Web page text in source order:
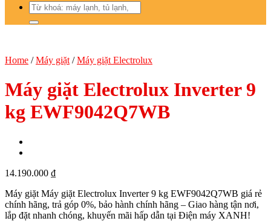
Search
for:
Home / Máy giặt / Máy giặt Electrolux
Máy giặt Electrolux Inverter 9
kg EWF9042Q7WB
14.190.000 ₫
Máy giặt Máy giặt Electrolux Inverter 9 kg EWF9042Q7WB giá rẻ
chính hãng, trả góp 0%, bảo hành chính hãng – Giao hàng tận nơi,
lắp đặt nhanh chóng, khuyến mãi hấp dẫn tại Điện máy XANH!